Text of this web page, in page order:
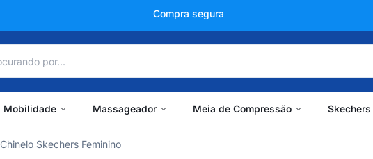
+150 mil avaliações
Mobilidade Massageador Meia de Compressão Skechers
Chinelo Skechers Feminino